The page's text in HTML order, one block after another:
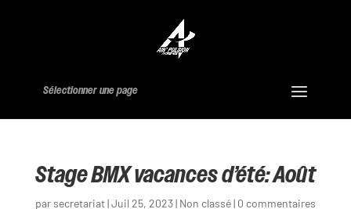
Sélectionner une page
Stage BMX vacances d’été: Août
par secretariat|Juil 25, 2023| Non classé| 0 commentaires